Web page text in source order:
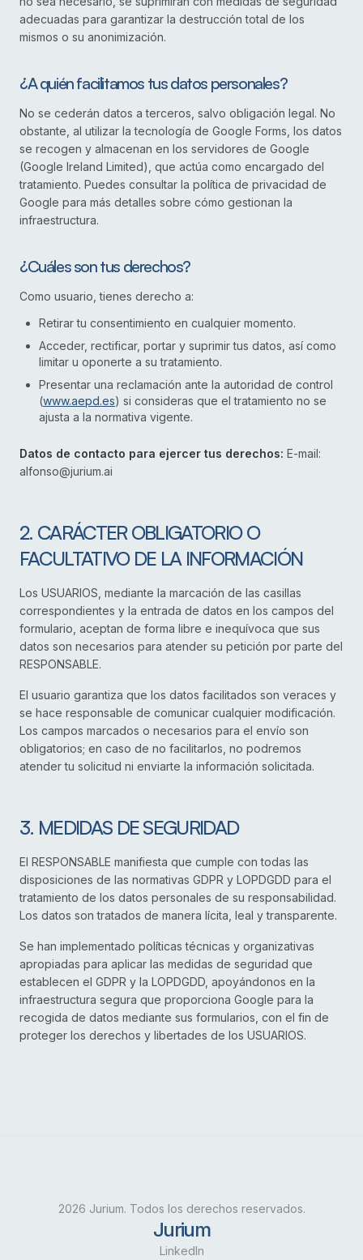
adecuadas para garantizar la destrucción total de los
mismos o su anonimización.
¿A quién facilitamos tus datos personales?
No se cederán datos a terceros, salvo obligación legal. No
obstante, al utilizar la tecnología de Google Forms, los datos
se recogen y almacenan en los servidores de Google
(Google Ireland Limited), que actúa como encargado del
tratamiento. Puedes consultar la política de privacidad de
Google para más detalles sobre cómo gestionan la
infraestructura.
¿Cuáles son tus derechos?
Como usuario, tienes derecho a:
Retirar tu consentimiento en cualquier momento.
Acceder, rectificar, portar y suprimir tus datos, así como
limitar u oponerte a su tratamiento.
Presentar una reclamación ante la autoridad de control
(www.aepd.es) si consideras que el tratamiento no se
ajusta a la normativa vigente.
Datos de contacto para ejercer tus derechos: E-mail:
alfonso@jurium.ai
2. CARÁCTER OBLIGATORIO O
FACULTATIVO DE LA INFORMACIÓN
Los USUARIOS, mediante la marcación de las casillas
correspondientes y la entrada de datos en los campos del
formulario, aceptan de forma libre e inequívoca que sus
datos son necesarios para atender su petición por parte del
RESPONSABLE.
El usuario garantiza que los datos facilitados son veraces y
se hace responsable de comunicar cualquier modificación.
Los campos marcados o necesarios para el envío son
obligatorios; en caso de no facilitarlos, no podremos
atender tu solicitud ni enviarte la información solicitada.
3. MEDIDAS DE SEGURIDAD
El RESPONSABLE manifiesta que cumple con todas las
disposiciones de las normativas GDPR y LOPDGDD para el
tratamiento de los datos personales de su responsabilidad.
Los datos son tratados de manera lícita, leal y transparente.
Se han implementado políticas técnicas y organizativas
apropiadas para aplicar las medidas de seguridad que
establecen el GDPR y la LOPDGDD, apoyándonos en la
infraestructura segura que proporciona Google para la
recogida de datos mediante sus formularios, con el fin de
proteger los derechos y libertades de los USUARIOS.
2026 Jurium. Todos los derechos reservados.
Jurium
LinkedIn